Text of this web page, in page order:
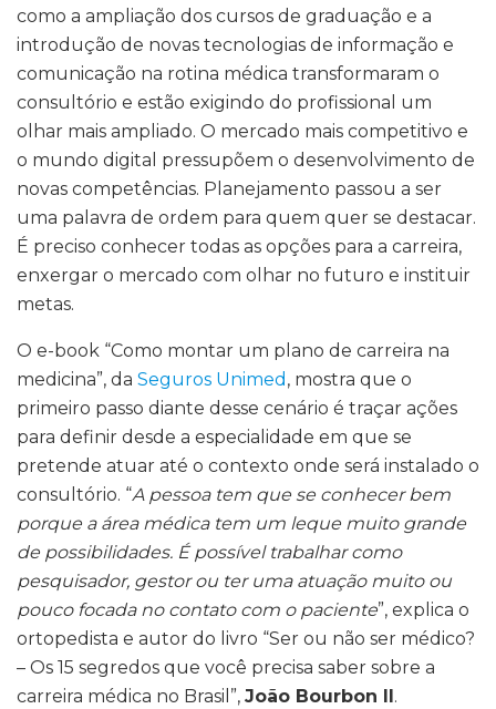
como a ampliação dos cursos de graduação e a
introdução de novas tecnologias de informação e
comunicação na rotina médica transformaram o
consultório e estão exigindo do profissional um
olhar mais ampliado. O mercado mais competitivo e
o mundo digital pressupõem o desenvolvimento de
novas competências. Planejamento passou a ser
uma palavra de ordem para quem quer se destacar.
É preciso conhecer todas as opções para a carreira,
enxergar o mercado com olhar no futuro e instituir
metas.
O e-book “Como montar um plano de carreira na
medicina”, da Seguros Unimed , mostra que o
primeiro passo diante desse cenário é traçar ações
para definir desde a especialidade em que se
pretende atuar até o contexto onde será instalado o
consultório. “A pessoa tem que se conhecer bem
porque a área médica tem um leque muito grande
de possibilidades. É possível trabalhar como
pesquisador, gestor ou ter uma atuação muito ou
pouco focada no contato com o paciente”, explica o
ortopedista e autor do livro “Ser ou não ser médico?
– Os 15 segredos que você precisa saber sobre a
carreira médica no Brasil”, João Bourbon II .